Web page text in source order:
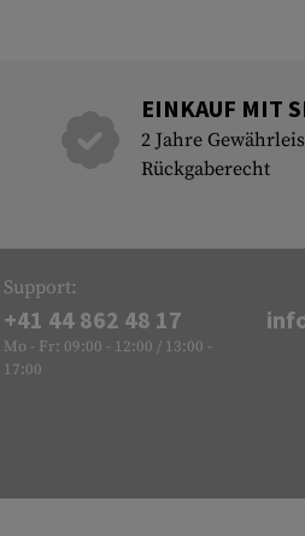
EINKAUF MIT
2 Jahre
Rückgaberecht
Support:
+41 44 862 48 17
Mo - Fr: 09:00 - 12:00 / 13:00 -
17:00